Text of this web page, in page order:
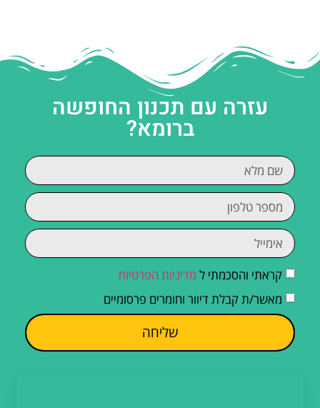
עזרה עם תכנון החופשה
ברומא?
קראתי והסכמתי ל מדיניות הפרטיות
מאשר/ת קבלת דיוור וחומרים פרסומיים
שליחה